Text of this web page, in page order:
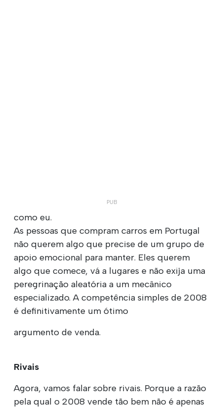
como eu.
As pessoas que compram carros em Portugal
não querem algo que precise de um grupo de
apoio emocional para manter. Eles querem
algo que comece, vá a lugares e não exija uma
peregrinação aleatória a um mecânico
especializado. A competência simples de 2008
é definitivamente um ótimo
argumento de venda.
Rivais
Agora, vamos falar sobre rivais. Porque a razão
pela qual o 2008 vende tão bem não é apenas